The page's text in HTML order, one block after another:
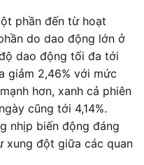
phần đến từ hoạt
do dao động lớn ở
dao động tối đa tới
giảm 2,46% với mức
hơn, xanh cả phiên
cũng tới 4,14%.
nhịp biến động đáng
xung đột giữa các quan